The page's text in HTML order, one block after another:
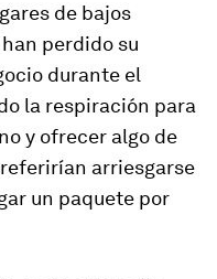
de bajos
perdido su
durante el
la respiración para
y ofrecer algo de
arriesgarse
un paquete por